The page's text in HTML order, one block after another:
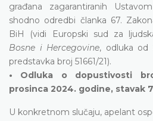
građana zagarantiranih
shodno odredbi članka 67.
BiH (vidi Europski sud za
Bosne i Hercegovine, odluka od
predstavka broj 51661/21).
• Odluka o dopustivosti
prosinca 2024. godine, stavak
U konkretnom slučaju, apelant